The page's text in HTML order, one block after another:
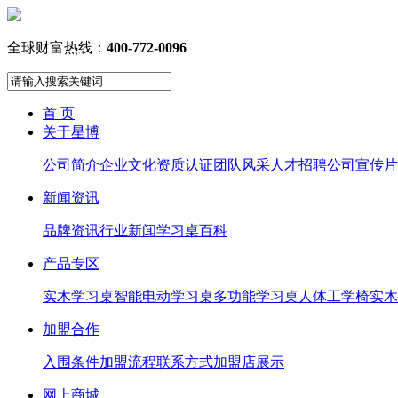
全球财富热线： 400-772-0096
首 页
关于星博
公司简介企业文化资质认证团队风采人才招聘公司宣传片
新闻资讯
品牌资讯行业新闻学习桌百科
产品专区
实木学习桌智能电动学习桌多功能学习桌 人体工学椅实
加盟合作
入围条件加盟流程联系方式加盟店展示
网上商城